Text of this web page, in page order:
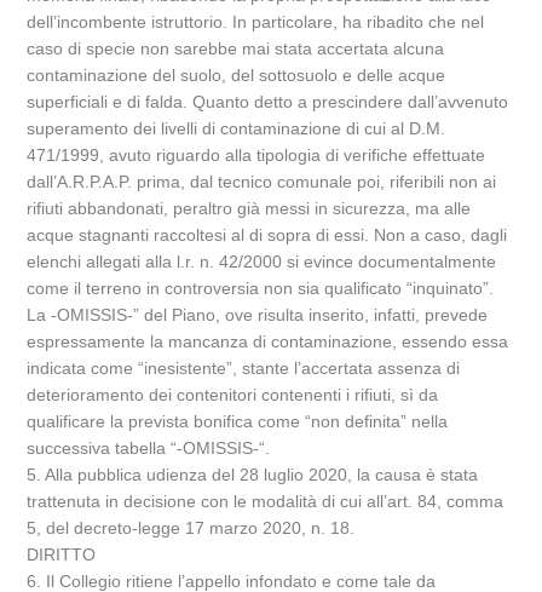
dell’incombente istruttorio. In particolare, ha ribadito che nel
caso di specie non sarebbe mai stata accertata alcuna
contaminazione del suolo, del sottosuolo e delle acque
superficiali e di falda. Quanto detto a prescindere dall’avvenuto
superamento dei livelli di contaminazione di cui al D.M.
471/1999, avuto riguardo alla tipologia di verifiche effettuate
dall’A.R.P.A.P. prima, dal tecnico comunale poi, riferibili non ai
rifiuti abbandonati, peraltro già messi in sicurezza, ma alle
acque stagnanti raccoltesi al di sopra di essi. Non a caso, dagli
elenchi allegati alla l.r. n. 42/2000 si evince documentalmente
come il terreno in controversia non sia qualificato “inquinato”.
La -OMISSIS-” del Piano, ove risulta inserito, infatti, prevede
espressamente la mancanza di contaminazione, essendo essa
indicata come “inesistente”, stante l’accertata assenza di
deterioramento dei contenitori contenenti i rifiuti, sì da
qualificare la prevista bonifica come “non definita” nella
successiva tabella “-OMISSIS-“.
5. Alla pubblica udienza del 28 luglio 2020, la causa è stata
trattenuta in decisione con le modalità di cui all’art. 84, comma
5, del decreto-legge 17 marzo 2020, n. 18.
DIRITTO
6. Il Collegio ritiene l’appello infondato e come tale da